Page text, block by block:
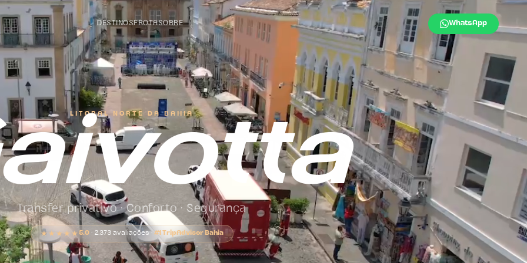
DESTINOSFROTASOBRE WhatsApp
LITORAL NORTE DA BAHIA
Transfer privativo · Conforto · Segurança
★★★★★ 5.0· 2.373 avaliações · #1 TripAdvisor Bahia